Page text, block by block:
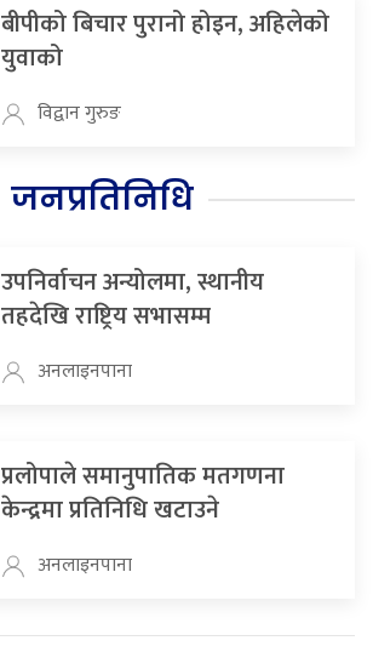
बीपीको बिचार पुरानो होइन, अहिलेको
युवाको
विद्वान गुरुङ
जनप्रतिनिधि
उपनिर्वाचन अन्योलमा, स्थानीय
तहदेखि राष्ट्रिय सभासम्म
अनलाइनपाना
प्रलोपाले समानुपातिक मतगणना
केन्द्रमा प्रतिनिधि खटाउने
अनलाइनपाना